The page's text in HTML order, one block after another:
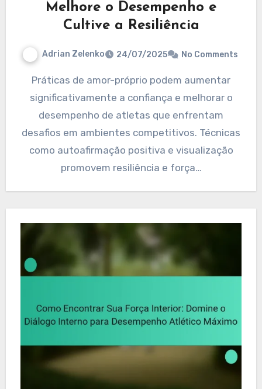
Melhore o Desempenho e
Cultive a Resiliência
Adrian Zelenko 24/07/2025 No Comments
Práticas de amor-próprio podem aumentar
significativamente a confiança e melhorar o
desempenho de atletas que enfrentam
desafios em ambientes competitivos. Técnicas
como autoafirmação positiva e visualização
promovem resiliência e força…